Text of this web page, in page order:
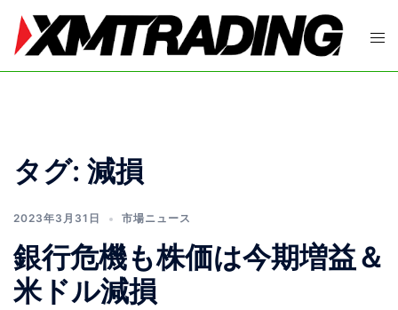
ト
タグ: 減損
2023年3月31日 市場ニュース
銀行危機も株価は今期増益＆
米ドル減損